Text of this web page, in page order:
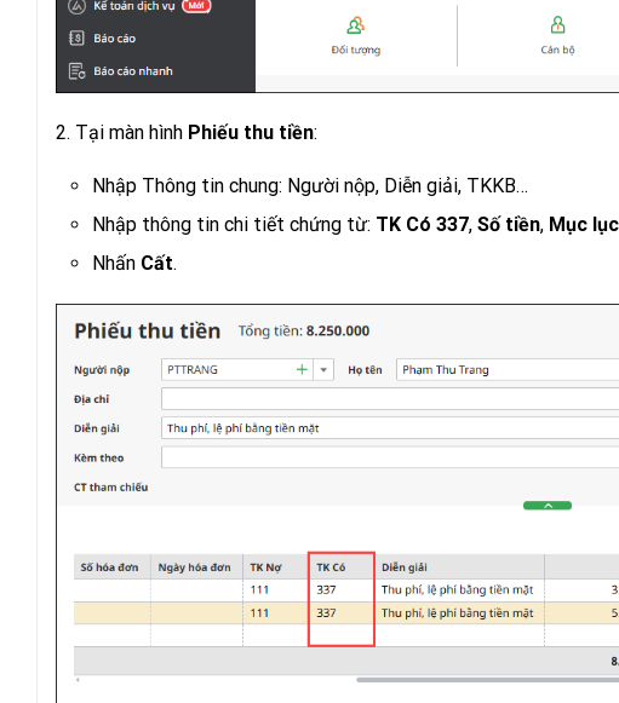
2. Tại màn hình Phiếu thu tiền:
Nhập Thông tin chung: Người nộp, Diễn giải, TKKB…
Nhập thông tin chi tiết chứng từ: TK Có 337, Số tiền, Mục
Nhấn Cất.